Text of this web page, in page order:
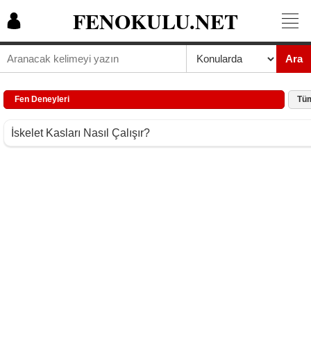
FENOKULU.NET
Ara
Fen Deneyleri
İskelet Kasları Nasıl Çalışır?